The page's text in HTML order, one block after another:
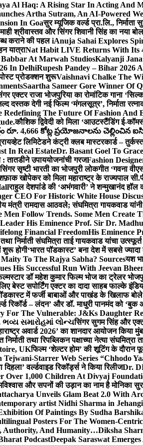
Al Haq: A Rising Star In Acting And
Artha Sutram, An AI-Powered
In Goaसुर म्यूजिक वर्ल्ड प्रा.लि.,
श्रीवास्तव और सिंगर शिवानी सिंह का नया
कराने की पहल iAnuja Sahai Explores
यात्राNat Habit LIVE Returns With Its
At Marwah StudiosKalyanji
In DelhiRupesh Pandey – Bihar 2026
पोस्ट प्रोडक्शन शुरूVaishnavi Chalke The
Saartha Sameer Gore Winner Of
एक्टर राजा भोजपुरिया का रोमांटिक गाना
दस्तक देगी नई फिल्म ‘मंगलसूत्र’, निर्माता
Redefining The Future Of Fashion And
कौशिक द्विवेदी को मिला ‘आउटस्टैंडिंग ई-
4,666 కోట్ల ప్రయోజనాలను చెల్లించిన
लिमिटेडने कंट्री क्लब मास्टरकार्ड –
In Real EstateDr. Basant Goel To
: तातडीने उपाययोजनांची गरजFashion
सृष्टी भारती का भोजपुरी लोकगीत ‘गवना
खोपेकर को मिला महाराष्ट्र के राज्यपाल
राहुल देशपांडे की ‘अभंगवारी’ ने शन्मुखानंद हॉल
CEO For Historic White House
मंत्री रामदास आठवले; संघमित्रा गायकवाड
Follow Trends. Some Men Create
His Eminence Prof. Sir Dr.
Financial FreedomHis Eminence
निर्माती संघमित्रा ताई गायकवाड यांचा
होगी‘भारत पॉडकास्ट’ बना देश में सबसे
To The Rajya Sabha? Sourcesयश
His Successful Run With Jeevan
डॉ महेश कुमार फिल्म भोज का ट्रेलर
बेस्ट सपोर्टिंग एक्टर का दादा साहब फाल्के
में फर्जी बाबाओं और पाखंड के खिलाफ बोले
– लंदन’ और डॉ. माधुरी पानमंद को ‘बुक
For The Vulnerable: J&Ks Daughter
સમારોહમાં લોન્ચसिंगर सुगम सिंह और
अवार्ड 2026’ का शानदार आयोजन किया
निर्माती तथा रिपब्लिकन पक्षाच्या नेत्या
UKफिल्म ‘शेल्टर होम’ की शूटिंग के दौरान
Starrer Web Series “Chhodo
वर्ल्डवाइड रिकॉर्ड्स ने किया रिलीजDr.
Over 1,000 Children At Divyaj
और सपनों की उड़ान का नाम है मोनिका
Unveils Glam Beat 2.0 With
artist Nidhi Sharma in
Of Paintings By Sudha
Posters For The Women-
Authority, And Humanity…Diksha
PodcastDeepak Saraswat